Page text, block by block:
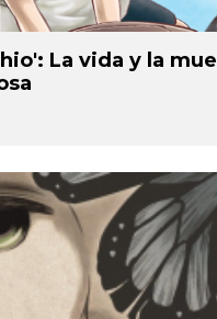
La vida y la